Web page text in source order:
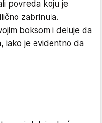
povreda koju je
zabrinula.
boksom i deluje da
iako je evidentno da